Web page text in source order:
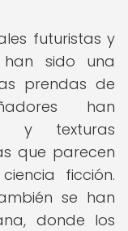
futuristas y
han sido una
prendas de
han
y texturas
que parecen
ficción.
se han
donde los